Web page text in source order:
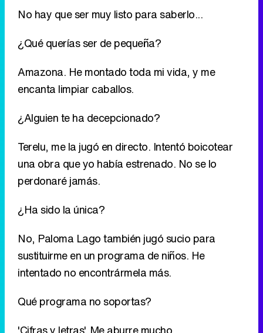
encanta limpiar caballos.
¿Alguien te ha decepcionado?
Terelu, me la jugó en directo. Intentó boicotear
una obra que yo había estrenado. No se lo
perdonaré jamás.
¿Ha sido la única?
No, Paloma Lago también jugó sucio para
sustituirme en un programa de niños. He
intentado no encontrármela más.
Qué programa no soportas?
'Cifras y letras'. Me aburre mucho.
¿A cuál te gustaría que te invitasen?
'Mira quien baila'. Me gusta la imagen del
programa y los maravillosos trajes que ponen a